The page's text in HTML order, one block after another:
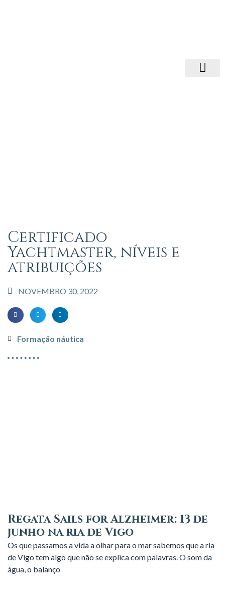
Certificado
Yachtmaster, níveis e
atribuições
NOVEMBRO 30, 2022
Formação náutica
Regata Sails for Alzheimer: 13 de
junho na ria de Vigo
Os que passamos a vida a olhar para o mar sabemos que a ria
de Vigo tem algo que não se explica com palavras. O som da
água, o balanço